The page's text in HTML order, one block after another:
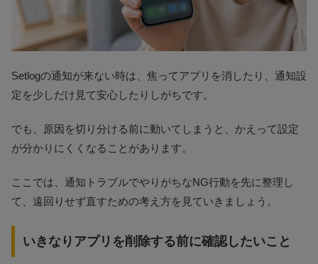
Setlogの通知が来ない時は、焦ってアプリを消したり、通知設
定を少しだけ見て安心したりしがちです。
でも、原因を切り分ける前に動いてしまうと、かえって設定
が分かりにくくなることがあります。
ここでは、通知トラブルでやりがちなNG行動を先に整理し
て、遠回りせず直すための考え方を見ていきましょう。
いきなりアプリを削除する前に確認したいこと